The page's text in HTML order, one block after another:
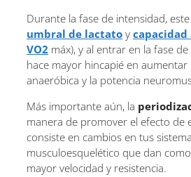
Durante la fase de intensidad,
umbral de lactato y capacidad
VO2 máx), y al entrar en la fase
hace mayor hincapié en aumentar
anaeróbica y la potencia
Más importante aún, la
manera de promover el efecto de
consiste en cambios en tus
musculoesquelético que dan
mayor velocidad y resistencia.